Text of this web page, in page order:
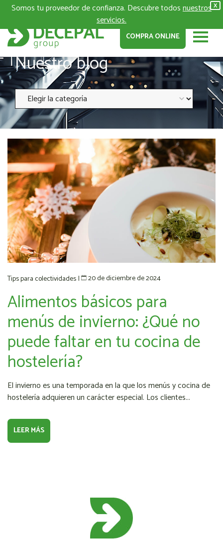
X
Somos tu proveedor de confianza. Descubre todosnuestros
servicios.
COMPRA ONLINE
Nuestro blog
Tips para colectividades| 20 de diciembre de 2024
Alimentos básicos para
menús de invierno: ¿Qué no
puede faltar en tu cocina de
hostelería?
El invierno es una temporada en la que los menús y cocina de
hostelería adquieren un carácter especial. Los clientes...
LEER MÁS